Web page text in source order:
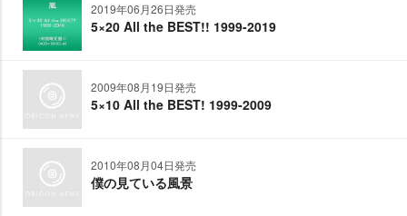
2019年06月26日発売
5×20 All the BEST!! 1999-2019
2009年08月19日発売
5×10 All the BEST! 1999-2009
2010年08月04日発売
僕の見ている風景